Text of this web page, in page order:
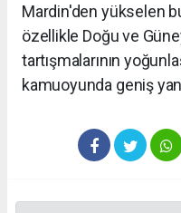
Mardin'den yükselen
özellikle Doğu ve
tartışmalarının
kamuoyunda geniş